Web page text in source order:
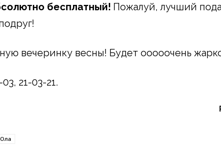
бесплатный! Пожалуй, лучший
вечеринку весны! Будет ооооочень
21-03-21.